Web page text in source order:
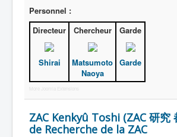
Personnel :
Directeur
Shirai
Chercheur
Matsumoto
Naoya
Garde
Garde
More Joomla Extensions
ZAC Kenkyû Toshi (ZAC 研究
de Recherche de la ZAC